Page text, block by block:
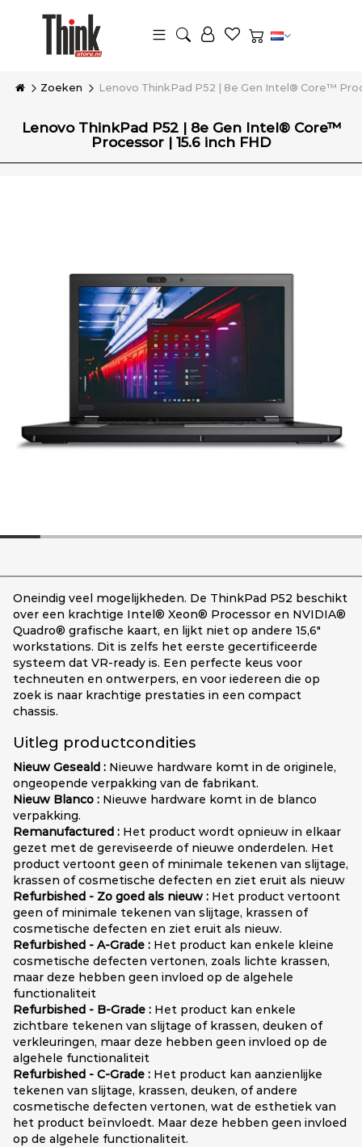
Zoeken Lenovo ThinkPad P52 | 8e Gen Intel® Core™
Lenovo ThinkPad P52 | 8e Gen Intel® Core™
Processor | 15.6 inch FHD
Oneindig veel mogelijkheden. De ThinkPad P52 beschikt
over een krachtige Intel® Xeon® Processor en NVIDIA®
Quadro® grafische kaart, en lijkt niet op andere 15,6"
workstations. Dit is zelfs het eerste gecertificeerde
systeem dat VR-ready is. Een perfecte keus voor
techneuten en ontwerpers, en voor iedereen die op
zoek is naar krachtige prestaties in een compact
chassis.
Uitleg productcondities
Nieuw Geseald : Nieuwe hardware komt in de originele,
ongeopende verpakking van de fabrikant.
Nieuw Blanco : Nieuwe hardware komt in de blanco
verpakking.
Remanufactured : Het product wordt opnieuw in elkaar
gezet met de gereviseerde of nieuwe onderdelen. Het
product vertoont geen of minimale tekenen van slijtage,
krassen of cosmetische defecten en ziet eruit als nieuw
Refurbished - Zo goed als nieuw : Het product vertoont
geen of minimale tekenen van slijtage, krassen of
cosmetische defecten en ziet eruit als nieuw.
Refurbished - A-Grade : Het product kan enkele kleine
cosmetische defecten vertonen, zoals lichte krassen,
maar deze hebben geen invloed op de algehele
functionaliteit
Refurbished - B-Grade : Het product kan enkele
zichtbare tekenen van slijtage of krassen, deuken of
verkleuringen, maar deze hebben geen invloed op de
algehele functionaliteit
Refurbished - C-Grade : Het product kan aanzienlijke
tekenen van slijtage, krassen, deuken, of andere
cosmetische defecten vertonen, wat de esthetiek van
het product beïnvloedt. Maar deze hebben geen invloed
op de algehele functionaliteit.